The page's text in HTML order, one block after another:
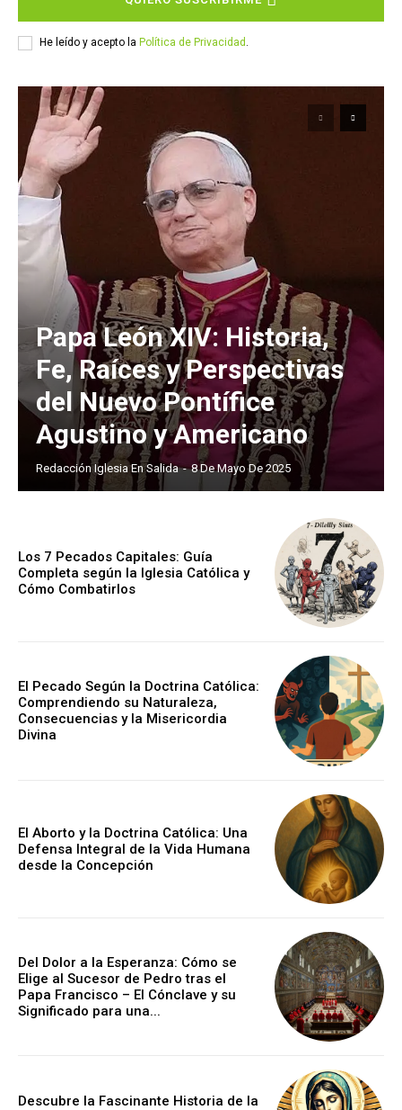
He leído y acepto la Política de Privacidad .
Papa León XIV: Historia,
Fe, Raíces y Perspectivas
del Nuevo Pontífice
Agustino y Americano
Redacción Iglesia En Salida - 8 De Mayo De 2025
Los 7 Pecados Capitales: Guía
Completa según la Iglesia Católica y
Cómo Combatirlos
El Pecado Según la Doctrina Católica:
Comprendiendo su Naturaleza,
Consecuencias y la Misericordia
Divina
El Aborto y la Doctrina Católica: Una
Defensa Integral de la Vida Humana
desde la Concepción
Del Dolor a la Esperanza: Cómo se
Elige al Sucesor de Pedro tras el
Papa Francisco – El Cónclave y su
Significado para una...
Descubre la Fascinante Historia de la